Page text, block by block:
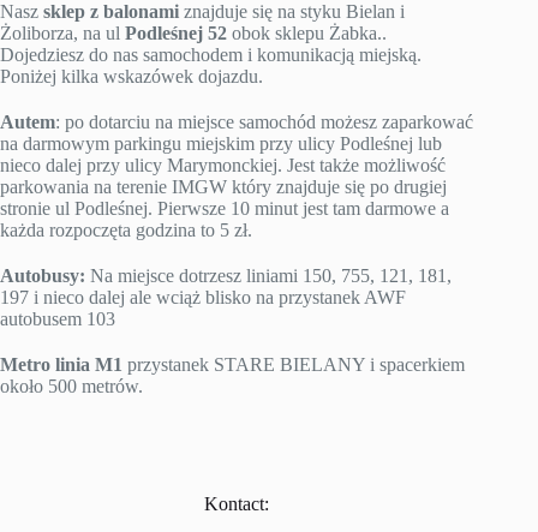
Nasz sklep z balonami znajduje się na styku Bielan i
Żoliborza, na ul Podleśnej 52 obok sklepu Żabka..
Dojedziesz do nas samochodem i komunikacją miejską.
Poniżej kilka wskazówek dojazdu.
Autem: po dotarciu na miejsce samochód możesz zaparkować
na darmowym parkingu miejskim przy ulicy Podleśnej lub
nieco dalej przy ulicy Marymonckiej. Jest także możliwość
parkowania na terenie IMGW który znajduje się po drugiej
stronie ul Podleśnej. Pierwsze 10 minut jest tam darmowe a
każda rozpoczęta godzina to 5 zł.
Autobusy: Na miejsce dotrzesz liniami 150, 755, 121, 181,
197 i nieco dalej ale wciąż blisko na przystanek AWF
autobusem 103
Metro linia M1 przystanek STARE BIELANY i spacerkiem
około 500 metrów.
Kontact: